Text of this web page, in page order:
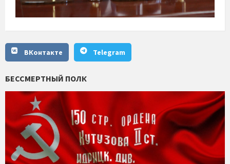
ВКонтакте Telegram
БЕССМЕРТНЫЙ ПОЛК